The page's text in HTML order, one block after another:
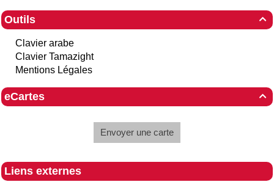

Outils
Clavier arabe
Clavier Tamazight
Mentions Légales

eCartes
Envoyer une carte
Liens externes